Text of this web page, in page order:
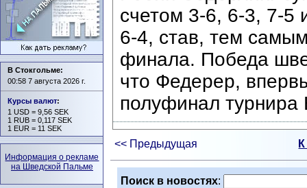
счетом 3-6, 6-3, 7-5
6-4, став, тем
финала. Победа
что Федерер,
полуфинал
<< Предыдущая
Поиск в новостях:
В Стокгольме:
00:58 7 августа 2026 г.
Курсы валют:
1 USD = 9,56 SEK
1 RUB = 0,117 SEK
1 EUR = 11 SEK
Информация о рекламе
на Шведской Пальме